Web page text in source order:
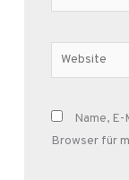
Mail-
Website
Name,
Browser für